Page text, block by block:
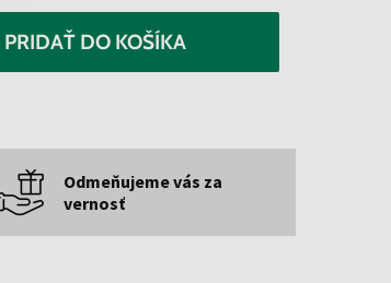
PRIDAŤ DO KOŠÍKA
Odmeňujeme vás za
vernosť